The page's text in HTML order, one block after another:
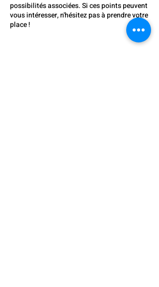
possibilités associées. Si ces points peuvent
vous intéresser, n'hésitez pas à prendre votre
place !